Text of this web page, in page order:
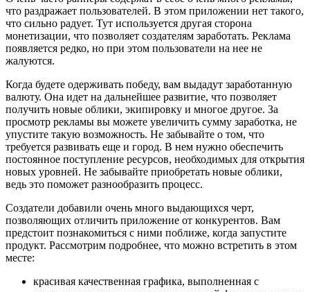
что раздражает пользователей. В этом приложении нет такого,
что сильно радует. Тут используется другая сторона
монетизации, что позволяет создателям заработать. Реклама
появляется редко, но при этом пользователи на нее не
жалуются.
Когда будете одерживать победу, вам выдадут заработанную
валюту. Она идет на дальнейшее развитие, что позволяет
получить новые облики, экипировку и многое другое. За
просмотр рекламы вы можете увеличить сумму заработка, не
упустите такую возможность. Не забывайте о том, что
требуется развивать еще и город. В нем нужно обеспечить
постоянное поступление ресурсов, необходимых для открытия
новых уровней. Не забывайте приобретать новые облики,
ведь это поможет разнообразить процесс.
Создатели добавили очень много выдающихся черт,
позволяющих отличить приложение от конкурентов. Вам
предстоит познакомиться с ними поближе, когда запустите
продукт. Рассмотрим подробнее, что можно встретить в этом
месте:
красивая качественная графика, выполненная с